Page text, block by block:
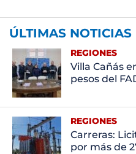
ÚLTIMAS NOTICIAS
REGIONES
Villa Cañás
pesos del
REGIONES
Carreras:
por más de